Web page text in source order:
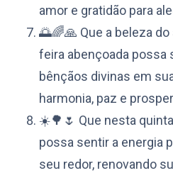
amor e gratidão para
🌅🌈🙏 Que a beleza
feira abençoada possa
bênçãos divinas em
harmonia, paz e
☀️🌳🌷 Que nesta
possa sentir a energia
seu redor, renovando